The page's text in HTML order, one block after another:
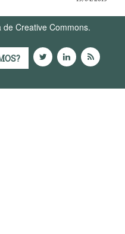
Creative Commons.